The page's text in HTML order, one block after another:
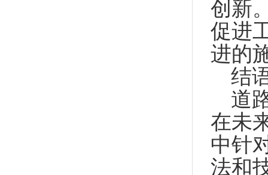
创新
促进
进的
结
道
在未
中针
法和